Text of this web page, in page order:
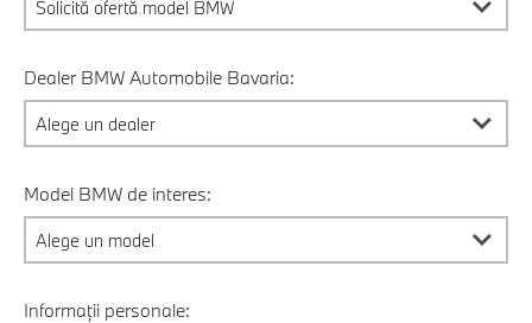
Dealer BMW Automobile Bavaria:
Model BMW de interes:
Informații personale: